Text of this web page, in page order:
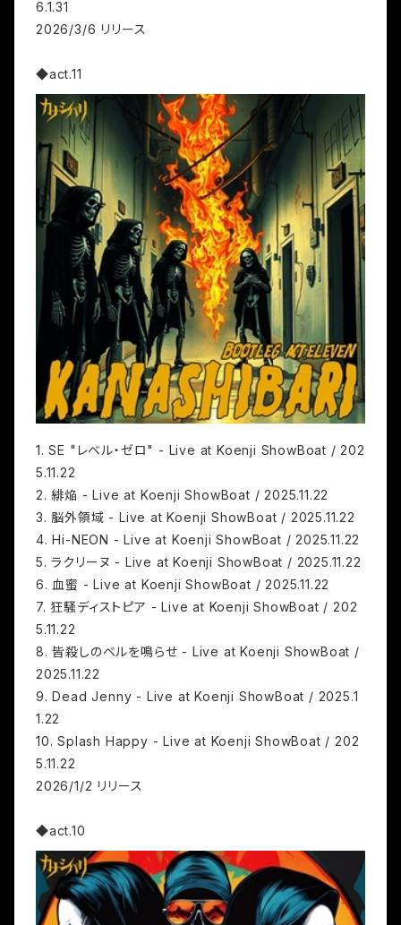
6.1.31
2026/3/6 リリース
◆act.11
1. SE "レベル・ゼロ" - Live at Koenji ShowBoat / 202
5.11.22
2. 緋焔 - Live at Koenji ShowBoat / 2025.11.22
3. 脳外領域 - Live at Koenji ShowBoat / 2025.11.22
4. Hi-NEON - Live at Koenji ShowBoat / 2025.11.22
5. ラクリーヌ - Live at Koenji ShowBoat / 2025.11.22
6. 血蜜 - Live at Koenji ShowBoat / 2025.11.22
7. 狂騒ディストピア - Live at Koenji ShowBoat / 202
5.11.22
8. 皆殺しのベルを鳴らせ - Live at Koenji ShowBoat /
2025.11.22
9. Dead Jenny - Live at Koenji ShowBoat / 2025.1
1.22
10. Splash Happy - Live at Koenji ShowBoat / 202
5.11.22
2026/1/2 リリース
◆act.10